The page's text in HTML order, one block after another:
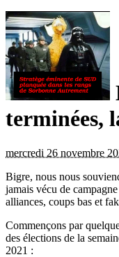
terminées,
mercredi 26 novembre
Bigre, nous nous
jamais vécu de
alliances, coups bas et
Commençons par
des élections de la
2021 :